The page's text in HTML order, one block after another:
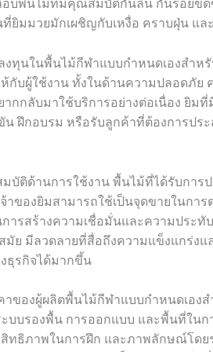
บพื้นไม้ที่มีคุณสมบัติกันลื่น กันรอยขีด
ที่ยิมมวยมักเผชิญกับเหงื่อ คราบฝุ่น แล
งทุนในพื้นไม้กีฬาแบบกำหนดเองสำห
กับผู้ใช้งาน ทั้งในด้านความปลอดภัย
กกลับมาใช้บริการอย่างต่อเนื่อง ยิม
ฝึกอบรม หรือรับลูกค้าที่ต้องการปร
บัติด้านการใช้งาน พื้นไม้ที่ได้รับการ
จ้าของยิมสามารถใช้เป็นจุดขายในก
ารสร้างความเชื่อมั่นและความประทั
มัย มีลวดลายที่สื่อถึงความแข็งแกร่งแ
ธุรกิจได้มากขึ้น
าของผู้ผลิตพื้นไม้กีฬาแบบกำหนดเอง
บบรองพื้น การออกแบบ และพื้นที่ใน
ทธิภาพในการฝึก และภาพลักษณ์โด